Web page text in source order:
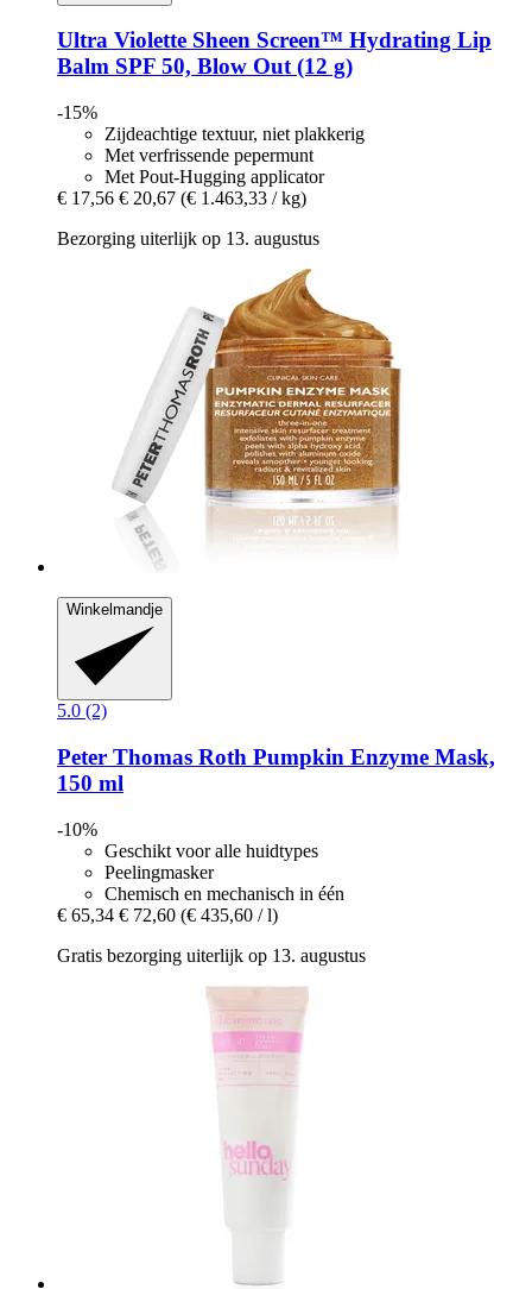
Ultra Violette Sheen Screen™ Hydrating Lip
Balm SPF 50, Blow Out (12 g)
-15%
Zijdeachtige textuur, niet plakkerig
Met verfrissende pepermunt
Met Pout-Hugging applicator
€ 17,56 € 20,67 (€ 1.463,33 / kg)
Bezorging uiterlijk op 13. augustus
Winkelmandje
5.0 (2)
Peter Thomas Roth Pumpkin Enzyme Mask,
150 ml
-10%
Geschikt voor alle huidtypes
Peelingmasker
Chemisch en mechanisch in één
€ 65,34 € 72,60 (€ 435,60 / l)
Gratis bezorging uiterlijk op 13. augustus